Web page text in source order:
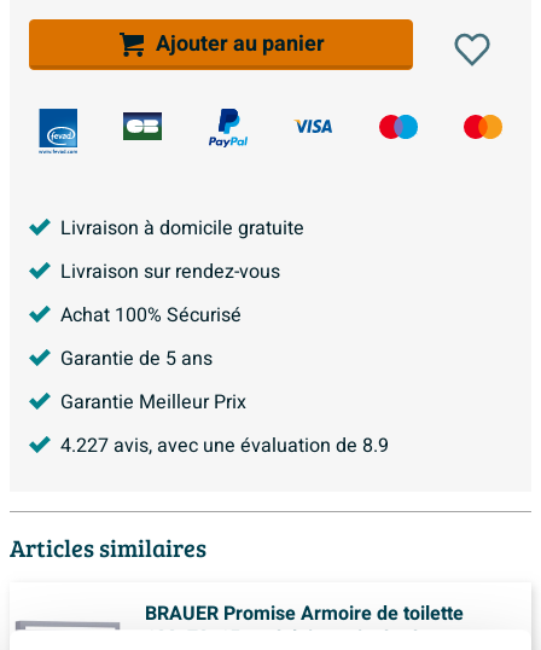
Ajouter au panier
Livraison à domicile gratuite
Livraison sur rendez-vous
Achat 100% Sécurisé
Garantie de 5 ans
Garantie Meilleur Prix
4.227avis, avec une évaluation de 8.9
Articles similaires
BRAUER Promise Armoire de toilette
100x70x15cm éclairage intégré